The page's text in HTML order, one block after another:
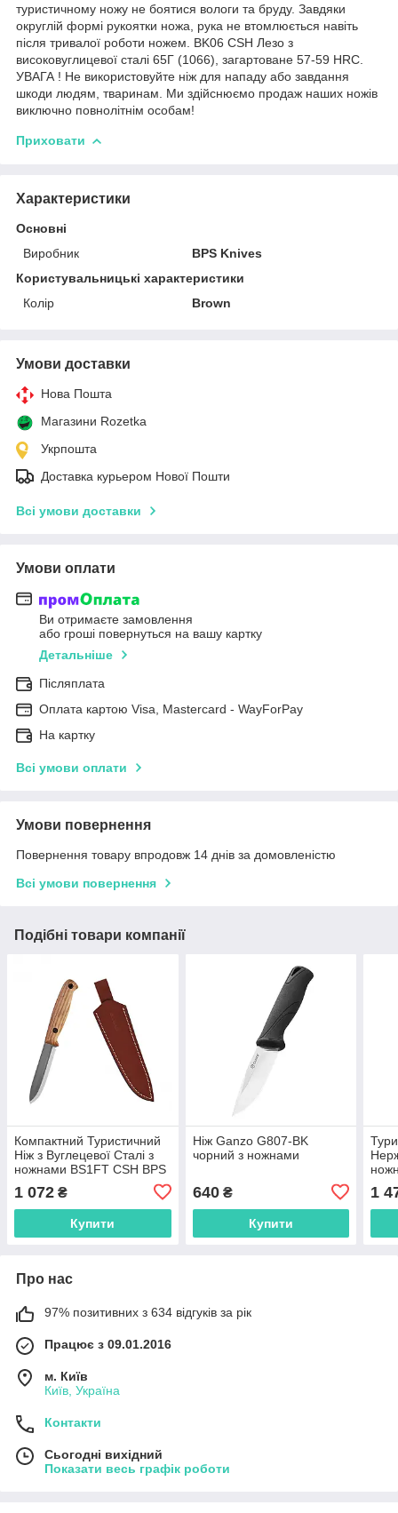
туристичному ножу не боятися вологи та бруду. Завдяки
округлій формі рукоятки ножа, рука не втомлюється навіть
після тривалої роботи ножем. BK06 CSH Лезо з
високовуглицевої сталі 65Г (1066), загартоване 57-59 HRC.
УВАГА ! Не використовуйте ніж для нападу або завдання
шкоди людям, тваринам. Ми здійснюємо продаж наших ножів
виключно повнолітнім особам!
Приховати
Характеристики
Основні
Виробник
BPS Knives
Користувальницькі характеристики
Колір
Brown
Умови доставки
Нова Пошта
Магазини Rozetka
Укрпошта
Доставка курьером Нової Пошти
Всі умови доставки
Умови оплати
Ви отримаєте замовлення
або гроші повернуться на вашу картку
Детальніше
Післяплата
Оплата картою Visa, Mastercard - WayForPay
На картку
Всі умови оплати
Умови повернення
Повернення товару впродовж 14 днів за домовленістю
Всі умови повернення
Подібні товари компанії
Компактний Туристичний
Ніж з Вуглецевої Сталі з
ножнами BS1FT CSH BPS
1 072 ₴
Купити
Ніж Ganzo G807-BK
чорний з ножнами
640₴
Купити
1
Про нас
97% позитивних з 634 відгуків за рік
Працює з 09.01.2016
м. Київ
Київ, Україна
Контакти
Сьогодні вихідний
Показати весь графік роботи